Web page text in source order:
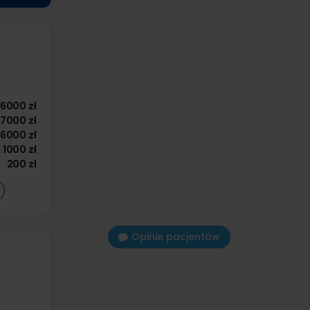
6000 zł
7000 zł
6000 zł
1000 zł
200 zł
Opinie pacjentów